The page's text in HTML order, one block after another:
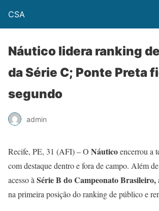
CSA
Náutico lidera ranking
da Série C; Ponte Preta
segundo
admin
Recife, PE, 31 (AFI) – O Náuticoencerrou a
com destaque dentro e fora de campo. Além
acesso à Série B do Campeonato Brasileiro,
na primeira posição do ranking de público e